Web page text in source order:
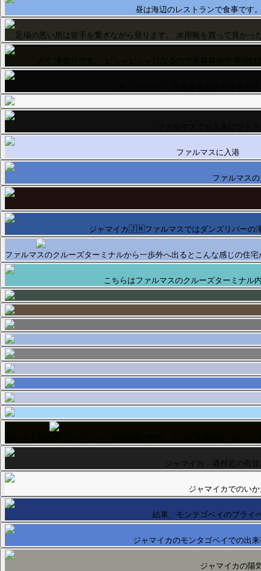
昼は海辺のレストランで食事です
ファルマスに入港
ファルマス
ジャマイカ🇯🇲ファルマスではダンズリバーの
ファルマスのクルーズターミナルから一歩外へ出るとこんな感じの住
こちらはファルマスのクルーズターミナル
ジャマイカ 港付近の街並
ジャマイカでのいか
結果、モンテゴベイのプライ
ジャマイカのモンタゴベイでの出
ジャマイカの陽